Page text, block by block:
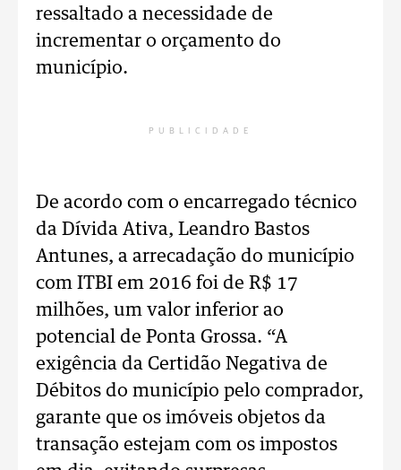
ressaltado a necessidade de
incrementar o orçamento do
município.
PUBLICIDADE
De acordo com o encarregado técnico
da Dívida Ativa, Leandro Bastos
Antunes, a arrecadação do município
com ITBI em 2016 foi de R$ 17
milhões, um valor inferior ao
potencial de Ponta Grossa. “A
exigência da Certidão Negativa de
Débitos do município pelo comprador,
garante que os imóveis objetos da
transação estejam com os impostos